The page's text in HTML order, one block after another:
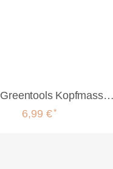
Efalock Greentools Kopfmassagebürsten
6,99 €*